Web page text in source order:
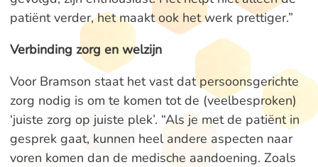
patiënt verder, het maakt ook het werk prettiger.”
Verbinding zorg en welzijn
Voor Bramson staat het vast dat persoonsgerichte
zorg nodig is om te komen tot de (veelbesproken)
‘juiste zorg op juiste plek’. “Als je met de patiënt in
gesprek gaat, kunnen heel andere aspecten naar
voren komen dan de medische aandoening. Zoals